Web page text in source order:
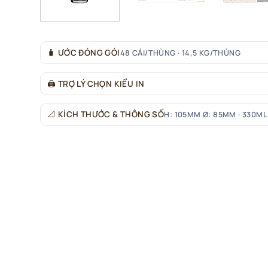
🧳 ƯỚC ĐÓNG GÓI48 CÁI/THÙNG · 14,5 KG/THÙNG
🖨 TRỢ LÝ CHỌN KIỂU IN
📐 KÍCH THƯỚC & THÔNG SỐH: 105MM Ø: 85MM · 330ML